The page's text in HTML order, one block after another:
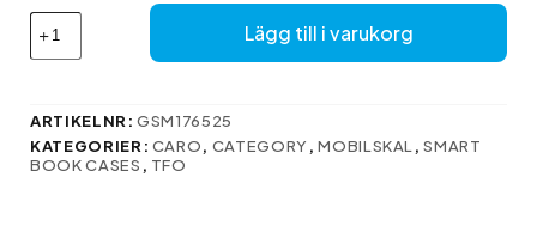
Smart
Caro
fodral
Motorola
E13
Lägg till i varukorg
ARTIKELNR:GSM176525
KATEGORIER: CARO, CATEGORY ,MOBILSKAL ,SMART
BOOK CASES , TFO